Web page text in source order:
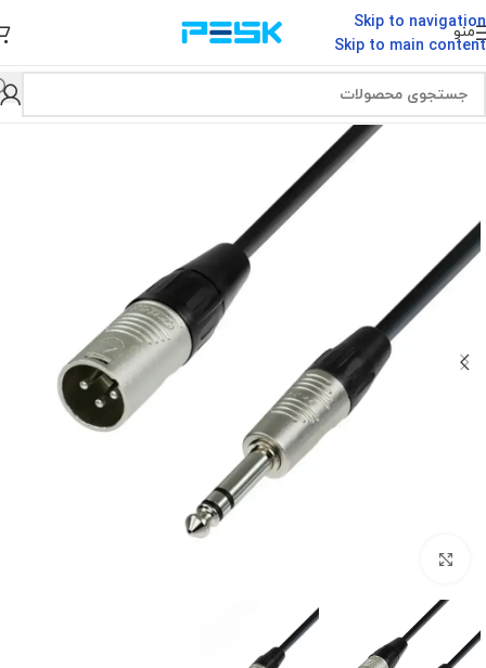
Skip to navigation
Skip to main content
منو